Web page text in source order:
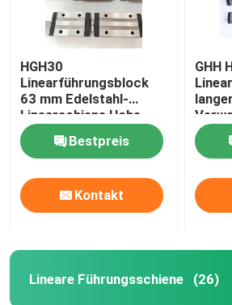
HGH30
Linearführungsblock
63 mm Edelstahl-
Linearschiene Hohe
Laufleistung
Bestpreis
Kontakt
GHH
Lineare Führungsschiene (26)